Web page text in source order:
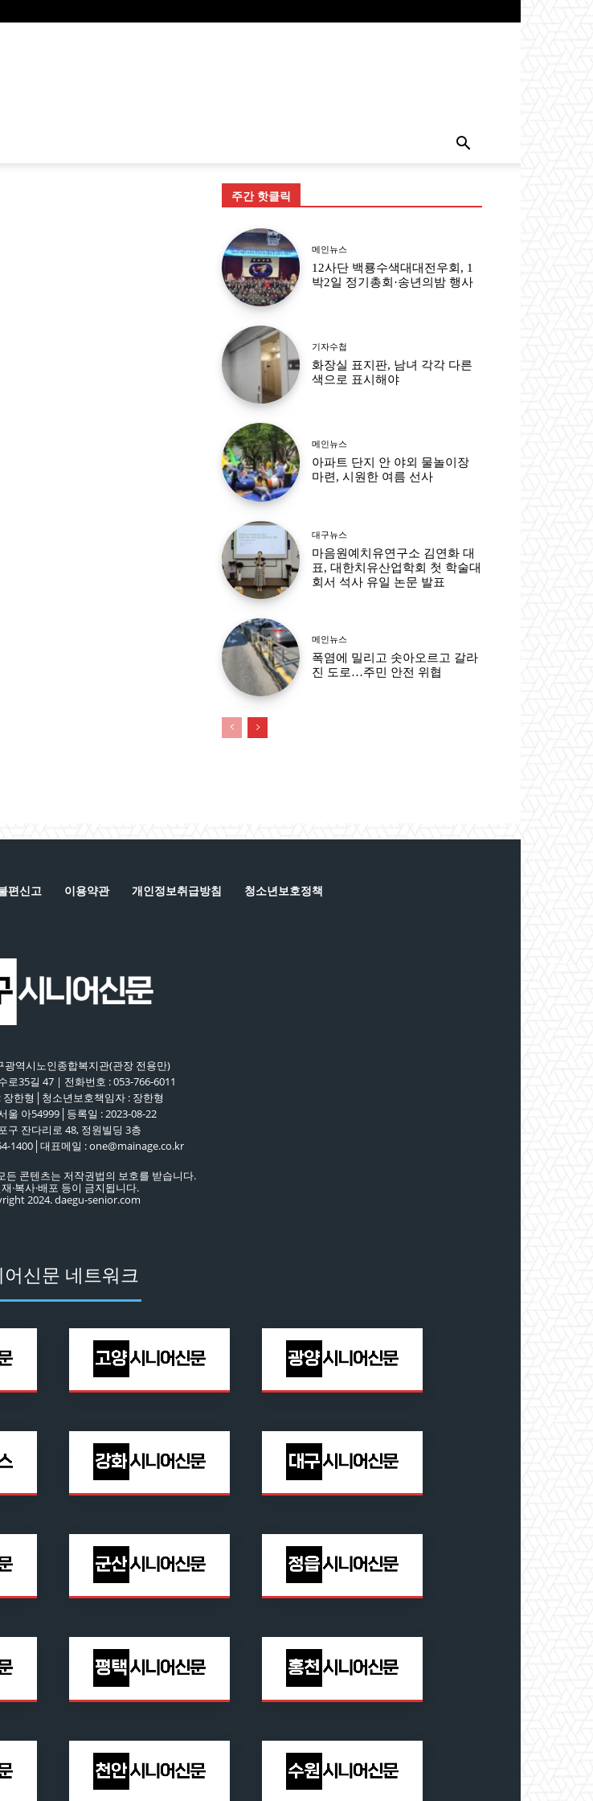
주간 핫클릭
메인뉴스
12사단 백룡수색대대전우회, 1
박2일 정기총회·송년의밤 행사
기자수첩
화장실 표지판, 남녀 각각 다른
색으로 표시해야
메인뉴스
아파트 단지 안 야외 물놀이장
마련, 시원한 여름 선사
대구뉴스
마음원예치유연구소 김연화 대
표, 대한치유산업학회 첫 학술대
회서 석사 유일 논문 발표
메인뉴스
폭염에 밀리고 솟아오르고 갈라
진 도로…주민 안전 위협
편신고 이용약관 개인정보취급방침 청소년보호정책
광역시노인종합복지관(관장 전용만)
로35길 47 | 전화번호 : 053-766-6011
장한형│청소년보호책임자 : 장한형
울 아54999│등록일 : 2023-08-22
구 잔다리로 48, 정원빌딩 3층
1400│대표메일 : one@mainage.co.kr
든 콘텐츠는 저작권법의 보호를 받습니다.
·복사·배포 등이 금지됩니다.
2024. daegu-senior.com
어신문 네트워크